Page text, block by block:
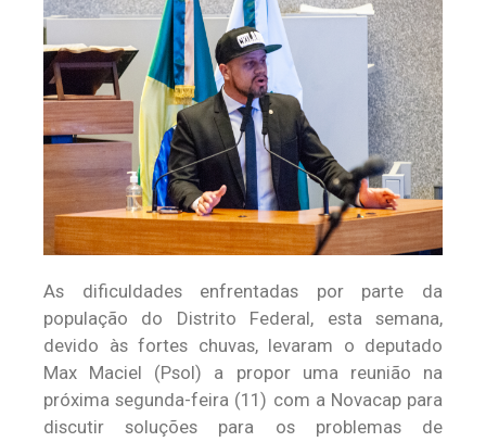
As dificuldades enfrentadas por parte da
população do Distrito Federal, esta semana,
devido às fortes chuvas, levaram o deputado
Max Maciel (Psol) a propor uma reunião na
próxima segunda-feira (11) com a Novacap para
discutir soluções para os problemas de